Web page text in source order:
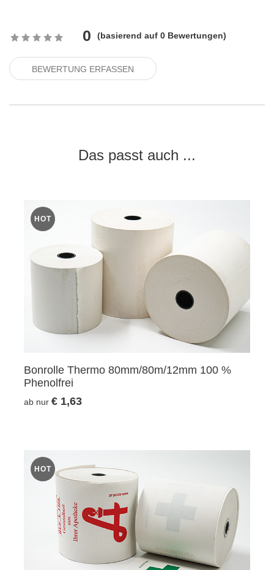
0 (basierend auf 0 Bewertungen)
BEWERTUNG ERFASSEN
Das passt auch ...
HOT
Bonrolle Thermo 80mm/80m/12mm 100 %
Phenolfrei
ab nur € 1,63
HOT